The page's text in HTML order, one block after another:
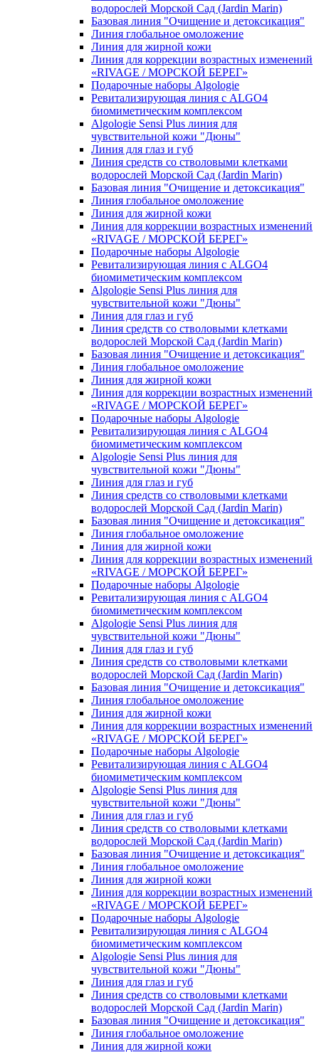
водорослей Морской Сад (Jardin Marin)
Базовая линия "Очищение и детоксикация"
Линия глобальное омоложение
Линия для жирной кожи
Линия для коррекции возрастных изменений
«RIVAGE / МОРСКОЙ БЕРЕГ»
Подарочные наборы Algologie
Ревитализирующая линия с ALGO4
биомиметическим комплексом
Algologie Sensi Plus линия для
чувcтвительной кожи "Дюны"
Линия для глаз и губ
Линия средств со стволовыми клетками
водорослей Морской Сад (Jardin Marin)
Базовая линия "Очищение и детоксикация"
Линия глобальное омоложение
Линия для жирной кожи
Линия для коррекции возрастных изменений
«RIVAGE / МОРСКОЙ БЕРЕГ»
Подарочные наборы Algologie
Ревитализирующая линия с ALGO4
биомиметическим комплексом
Algologie Sensi Plus линия для
чувcтвительной кожи "Дюны"
Линия для глаз и губ
Линия средств со стволовыми клетками
водорослей Морской Сад (Jardin Marin)
Базовая линия "Очищение и детоксикация"
Линия глобальное омоложение
Линия для жирной кожи
Линия для коррекции возрастных изменений
«RIVAGE / МОРСКОЙ БЕРЕГ»
Подарочные наборы Algologie
Ревитализирующая линия с ALGO4
биомиметическим комплексом
Algologie Sensi Plus линия для
чувcтвительной кожи "Дюны"
Линия для глаз и губ
Линия средств со стволовыми клетками
водорослей Морской Сад (Jardin Marin)
Базовая линия "Очищение и детоксикация"
Линия глобальное омоложение
Линия для жирной кожи
Линия для коррекции возрастных изменений
«RIVAGE / МОРСКОЙ БЕРЕГ»
Подарочные наборы Algologie
Ревитализирующая линия с ALGO4
биомиметическим комплексом
Algologie Sensi Plus линия для
чувcтвительной кожи "Дюны"
Линия для глаз и губ
Линия средств со стволовыми клетками
водорослей Морской Сад (Jardin Marin)
Базовая линия "Очищение и детоксикация"
Линия глобальное омоложение
Линия для жирной кожи
Линия для коррекции возрастных изменений
«RIVAGE / МОРСКОЙ БЕРЕГ»
Подарочные наборы Algologie
Ревитализирующая линия с ALGO4
биомиметическим комплексом
Algologie Sensi Plus линия для
чувcтвительной кожи "Дюны"
Линия для глаз и губ
Линия средств со стволовыми клетками
водорослей Морской Сад (Jardin Marin)
Базовая линия "Очищение и детоксикация"
Линия глобальное омоложение
Линия для жирной кожи
Линия для коррекции возрастных изменений
«RIVAGE / МОРСКОЙ БЕРЕГ»
Подарочные наборы Algologie
Ревитализирующая линия с ALGO4
биомиметическим комплексом
Algologie Sensi Plus линия для
чувcтвительной кожи "Дюны"
Линия для глаз и губ
Линия средств со стволовыми клетками
водорослей Морской Сад (Jardin Marin)
Базовая линия "Очищение и детоксикация"
Линия глобальное омоложение
Линия для жирной кожи